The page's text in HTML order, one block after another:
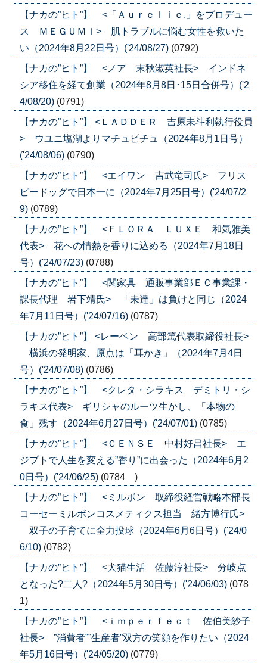
【ナカの”ヒト”】 <「Ａｕｒｅｌｉｅ.」をプロデュー
ス ＭＥＧＵＭＩ> 肌トラブルに悩む女性を救いた
い（2024年8月22日号）('24/08/27) (0792)
【ナカの”ヒト”】 <ノア 末秋淑英社長> インドネ
シア移住を経て創業（2024年8月8日･15日合併号）('2
4/08/20) (0791)
【ナカの”ヒト”】 <ＬＡＤＤＥＲ 吉原未斗利執行役員
> ウユニ塩湖よりマチュピチュ（2024年8月1日号）
('24/08/06) (0790)
【ナカの”ヒト”】 <エイワン 吉武竜司氏> フリス
ビードッグで日本一に（2024年7月25日号）('24/07/2
9) (0789)
【ナカの”ヒト”】 <ＦＬＯＲＡ ＬＵＸＥ 和気雅美
代表> 花への情熱を香りに込める（2024年7月18日
号）('24/07/23) (0788)
【ナカの”ヒト”】 <関家具 通販事業部ＥＣ事業課・
課長代理 岩下靖氏> 「未達」は負けと同じ（2024
年7月11日号）('24/07/16) (0787)
【ナカの”ヒト”】 <レーベン 高部篤代表取締役社長>
横浜の発明家、原点は「耳かき」（2024年7月4日
号）('24/07/08) (0786)
【ナカの”ヒト”】 <クレタ・シラキス デミトリ・シ
ラキス代表> ギリシャのルーツ生かし、「本物の
食」残す（2024年6月27日号）('24/07/01) (0785)
【ナカの”ヒト”】 <ＣＥＮＳＥ 中村好昌社長> エ
ジプトで人生を変える”香り”に出会った（2024年6月2
0日号）('24/06/25) (0784 )
【ナカの”ヒト”】 <ミルボン 取締役経営戦略本部長
コーセーミルボンコスメティクス担当 緒方博行氏>
双子の子育てに全力投球（2024年6月6日号）('24/0
6/10) (0782)
【ナカの”ヒト”】 <犬猫生活 佐藤淳社長> 分岐点
となった?二人?（2024年5月30日号）('24/06/03) (078
1)
【ナカの”ヒト”】 <ｉｍｐｅｒｆｅｃｔ 佐伯美紗子
社長> ”消費者””生産者”双方の笑顔を作りたい（2024
年5月16日号）('24/05/20) (0779)